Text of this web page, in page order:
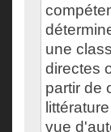
une
directes
partir de
vue